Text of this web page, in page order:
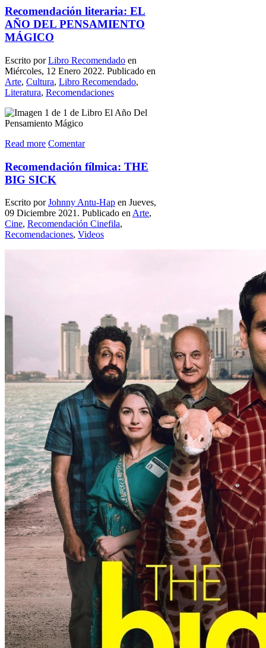
Recomendación literaria: EL
AÑO DEL PENSAMIENTO
MÁGICO
Escrito porLibro Recomendado en
Miércoles, 12 Enero 2022. Publicado en
Arte, Cultura, Libro Recomendado,
Literatura, Recomendaciones
Read more Comentar
Recomendación fílmica: THE
BIG SICK
Escrito porJohnny Antu-Hap en Jueves,
09 Diciembre 2021. Publicado enArte,
Cine, Recomendación Cinefila,
Recomendaciones, Videos